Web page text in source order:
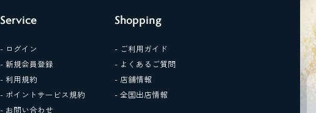
Service
- ログイン
- 新規会員登録
- 利用規約
- ポイントサービス規約
- お問い合わせ
Shopping
- ご利用ガイド
- よくあるご質問
- 店舗情報
- 全国出店情報